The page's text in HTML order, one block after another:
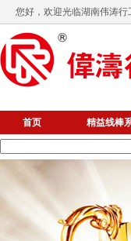
您好，欢迎光临湖南伟涛行
首页 精益线棒